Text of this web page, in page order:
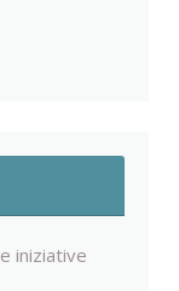
iniziative